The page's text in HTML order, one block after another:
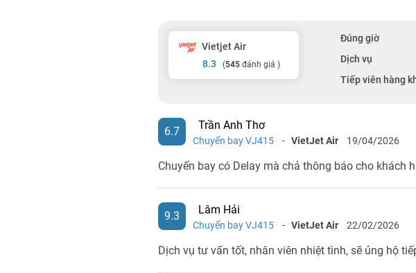
Vietjet Air
8.3
(545 đánh giá )
Đúng giờ
Dịch vụ
Tiếp viên hàng
6.7 Trần Anh Thơ
Chuyến bay VJ415 - VietJet Air 19/04/2026
Chuyến bay có Delay mà chả thông báo cho khách
9.3 Lâm Hải
Chuyến bay VJ415 - VietJet Air 22/02/2026
Dịch vụ tư vấn tốt, nhân viên nhiệt tình, sẽ ủng hộ